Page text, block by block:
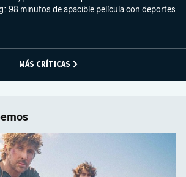
98 minutos de apacible película con deportes
MÁS CRÍTICAS